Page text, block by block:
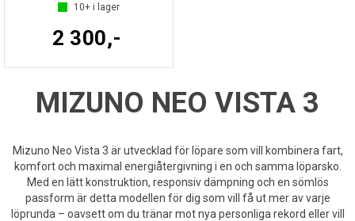
10+ i lager
2 300,-
MIZUNO NEO VISTA 3
Mizuno Neo Vista 3 är utvecklad för löpare som vill kombinera fart,
komfort och maximal energiåtergivning i en och samma löparsko.
Med en lätt konstruktion, responsiv dämpning och en sömlös
passform är detta modellen för dig som vill få ut mer av varje
löprunda – oavsett om du tränar mot nya personliga rekord eller vill